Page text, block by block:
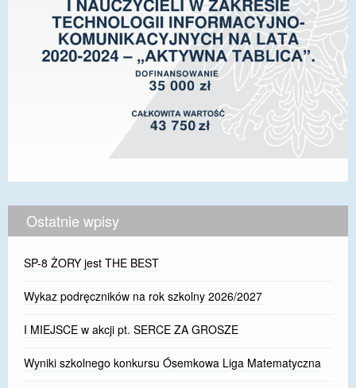
Ostatnie wpisy
SP-8 ŻORY jest THE BEST
Wykaz podręczników na rok szkolny 2026/2027
I MIEJSCE w akcji pt. SERCE ZA GROSZE
Wyniki szkolnego konkursu Ósemkowa Liga Matematyczna